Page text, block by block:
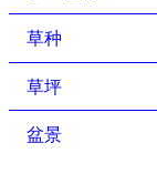
草种
草坪
盆景